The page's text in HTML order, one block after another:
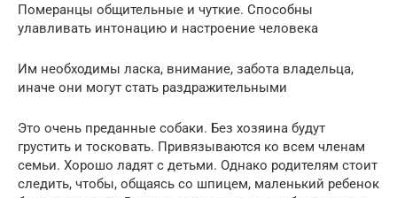
Померанцы общительные и чуткие. Способны
улавливать интонацию и настроение человека
Им необходимы ласка, внимание, забота владельца,
иначе они могут стать раздражительными
Это очень преданные собаки. Без хозяина будут
грустить и тосковать. Привязываются ко всем членам
семьи. Хорошо ладят с детьми. Однако родителям стоит
следить, чтобы, общаясь со шпицем, маленький ребенок